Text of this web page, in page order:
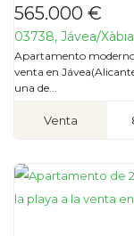
565.000 €
03738, Jávea/
Apartamento
venta en
una de...
Venta